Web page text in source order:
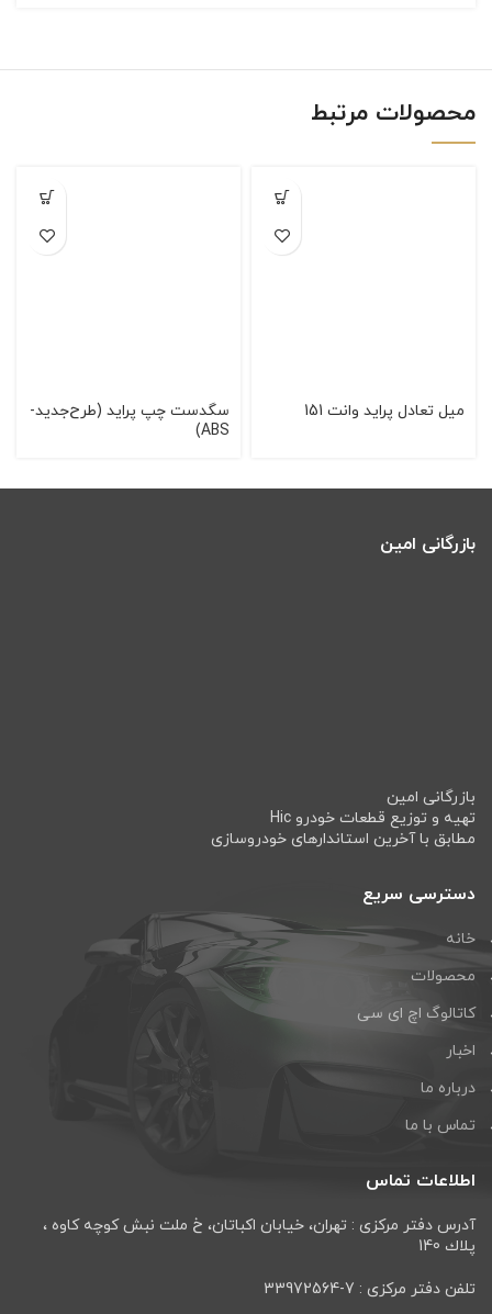
محصولات مرتبط
میل تعادل پراید وانت 151
سگدست چپ پرايد (طرح‌جديد-
ABS)
بازرگانی امین
بازرگانی امین
تهیه و توزیع قطعات خودرو Hic
مطابق با آخرین استاندارهای خودروسازی
دسترسی سریع
خانه
محصولات
کاتالوگ اچ ای سی
اخبار
درباره ما
تماس با ما
اطلاعات تماس
آدرس دفتر مرکزی : تهران، خيابان اكباتان، خ ملت نبش كوچه كاوه ،
پلاك 140
تلفن دفتر مرکزی : 7-33972564